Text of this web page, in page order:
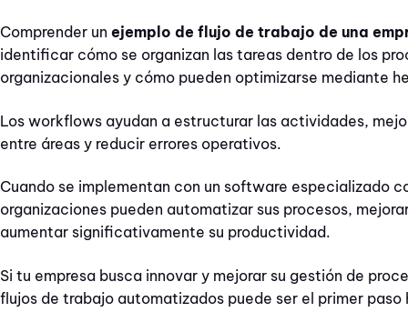
Comprender un ejemplo de flujo de trabajo de una
identificar cómo se organizan las tareas dentro de los
organizacionales y cómo pueden optimizarse mediante
Los workflows ayudan a estructurar las actividades,
entre áreas y reducir errores operativos.
Cuando se implementan con un software especializado
organizaciones pueden automatizar sus procesos,
aumentar significativamente su productividad.
Si tu empresa busca innovar y mejorar su gestión de
flujos de trabajo automatizados puede ser el primer paso